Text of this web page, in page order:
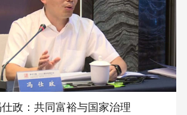
仕政：共同富裕与国家治理